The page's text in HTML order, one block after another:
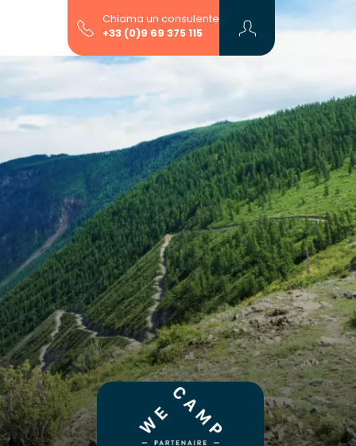
Chiama un consulente
+33 (0)9 69 375 115